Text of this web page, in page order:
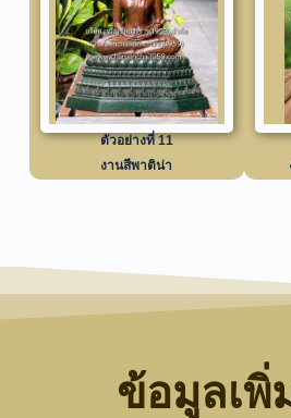
ตัวอย่างที่ 11
งานสีพาติน่า
ข้อมูลเพิ่